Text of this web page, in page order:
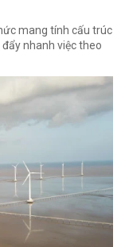
mang tính cấu trúc
nhanh việc theo